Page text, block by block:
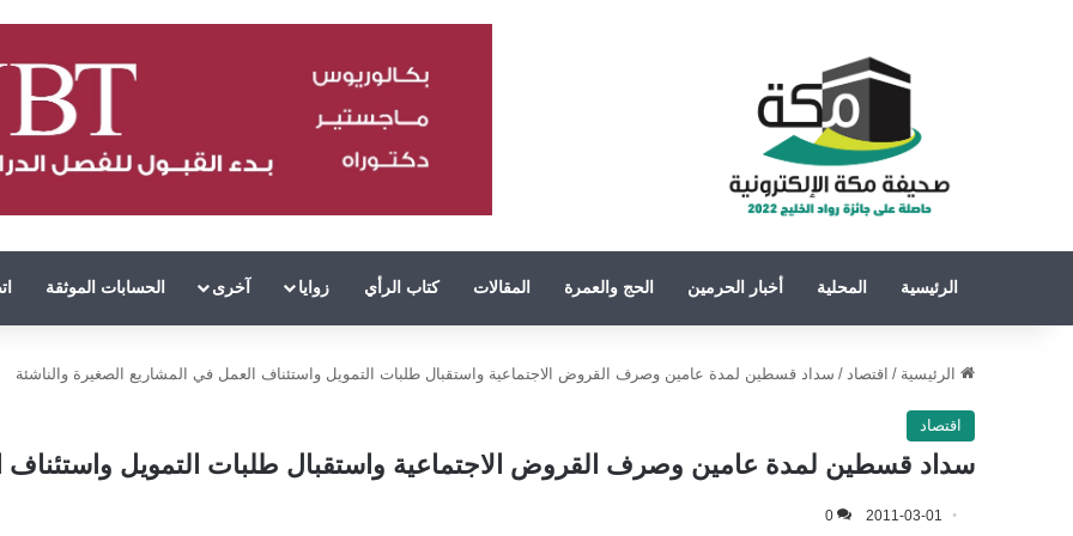
الرئيسية المحلية أخبار الحرمين الحج والعمرة المقالات كتاب الرأي زوايا آخرى الحسابات الموثقة
الرئيسية / اقتصاد / سداد قسطين لمدة عامين وصرف القروض الاجتماعية واستقبال طلبات التمويل واستئناف العمل في المشاريع الصغيرة والناشئة
اقتصاد
سداد قسطين لمدة عامين وصرف القروض الاجتماعية واستقبال طلبات التمويل واستئناف
2011-03-01
0